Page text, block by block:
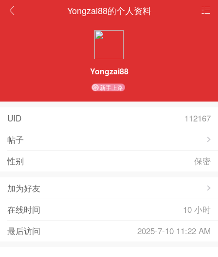
Yongzai88的个人资料
Yongzai88
新手上路
UID
112167
帖子
性别
保密
加为好友
在线时间
10 小时
最后访问
2025-7-10 11:22 AM